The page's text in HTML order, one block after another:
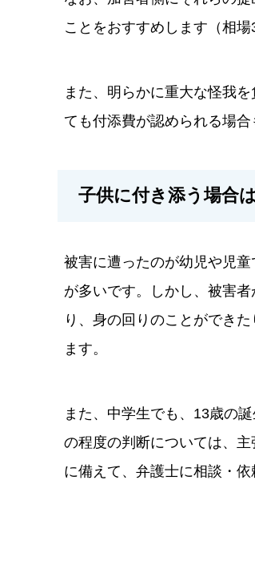
ことをおすすめします（相場
また、明らかに重大な怪我
ても付添費が認められる場合
子供に付き添う場合
被害に遭ったのが幼児や児
が多いです。しかし、被害
り、身の回りのことができ
ます。
また、中学生でも、13歳の
の程度の判断については、
に備えて、弁護士に相談・依